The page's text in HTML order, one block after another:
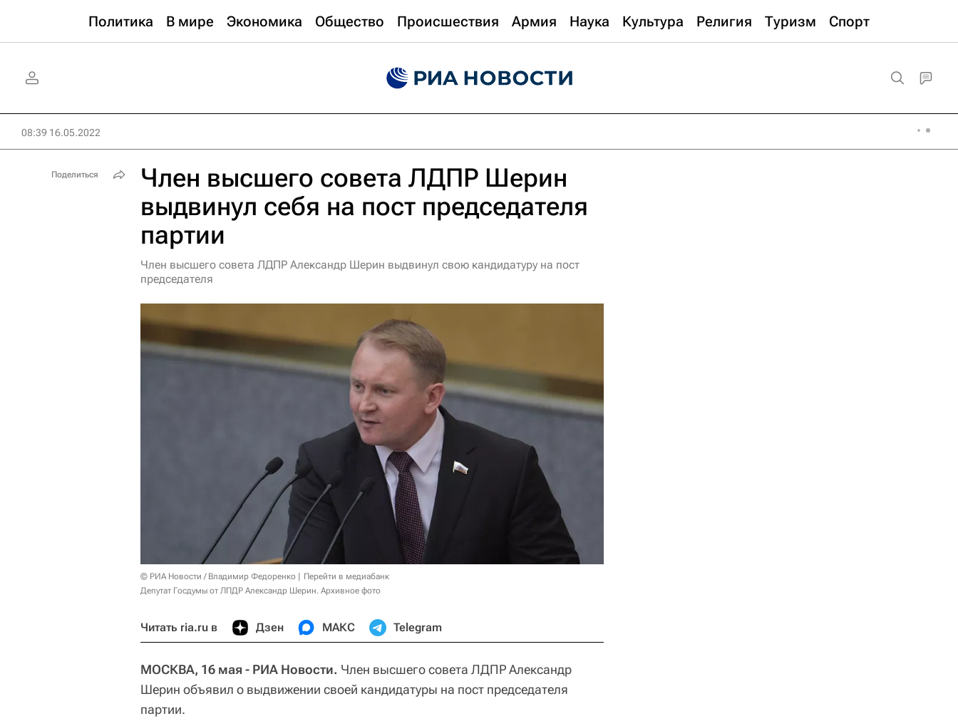
Политика В мире Экономика Общество Происшествия Армия Наука Культура Религия Туризм Спорт
08:39 16.05.2022
Член высшего совета ЛДПР Шерин
выдвинул себя на пост председателя
партии
Член высшего совета ЛДПР Александр Шерин выдвинул свою кандидатуру на пост
председателя
© РИА Новости / Владимир Федоренко
Перейти в медиабанк
Депутат Госдумы от ЛПДР Александр Шерин. Архивное фото
Читать ria.ru в Дзен МАКС Telegram
МОСКВА, 16 мая - РИА Новости. Член высшего совета ЛДПР Александр
Шерин объявил о выдвижении своей кандидатуры на пост председателя
партии.
Поделиться